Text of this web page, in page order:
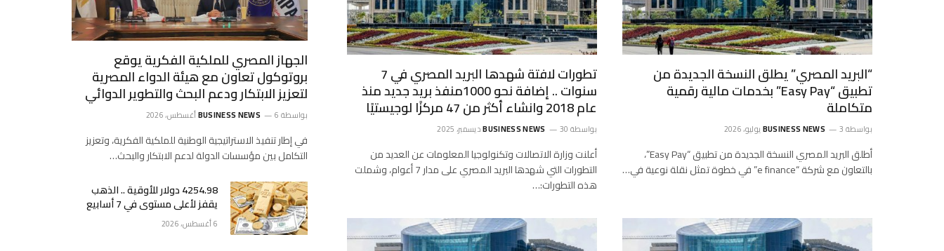
“البريد المصري” يطلق النسخة الجديدة من
تطبيق “Easy Pay” بخدمات مالية رقمية
متكاملة
بواسطة BUSINESS NEWS 3 يوليو، 2026
أطلق البريد المصري النسخة الجديدة من تطبيق “Easy Pay”،
بالتعاون مع شركة “e finance” في خطوة تمثل نقلة نوعية في…
تطورات لافتة شهدها البريد المصري في 7
سنوات .. إضافة نحو 1000منفذ بريد جديد منذ
عام 2018 وانشاء أكثر من 47 مركزًا لوجيستيًا
بواسطة BUSINESS NEWS 30 ديسمبر، 2025
أعلنت وزارة الاتصالات وتكنولوجيا المعلومات عن العديد من
التطورات التي شهدها البريد المصري على مدار 7 أعوام، وشملت
هذه التطورات:…
الجهاز المصري للملكية الفكرية يوقع
بروتوكول تعاون مع هيئة الدواء المصرية
لتعزيز الابتكار ودعم البحث والتطوير الدوائي
بواسطة BUSINESS NEWS 6 أغسطس، 2026
في إطار تنفيذ الاستراتيجية الوطنية للملكية الفكرية، وتعزيز
التكامل بين مؤسسات الدولة لدعم الابتكار والبحث…
4254.98 دولار للأوقية .. الذهب
يقفز لأعلى مستوى في 7 أسابيع
6 أغسطس، 2026